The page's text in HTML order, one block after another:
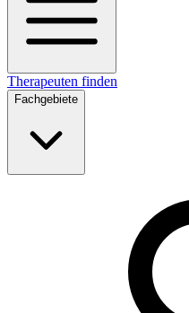
Therapeuten finden
Fachgebiete